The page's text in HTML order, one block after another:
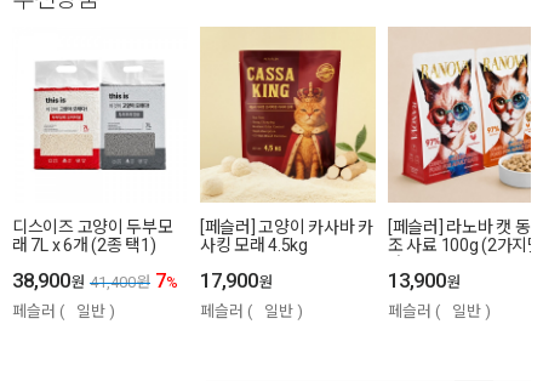
디스이즈 고양이 두부모
래 7L x 6개 (2종 택1)
38,900원 41,400원 7%
페슬러
일반
[페슬러] 고양이 카사바 카
사킹 모래 4.5kg
17,900원
페슬러
일반
[페슬러] 라노바 캣 동
조 사료 100g (2가지
13,900원
페슬러
일반